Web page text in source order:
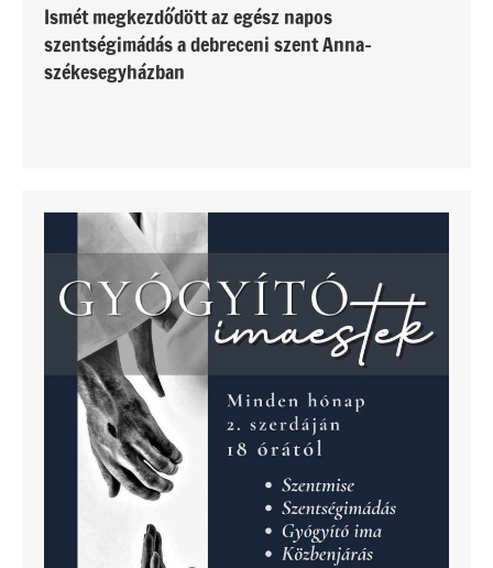
Ismét megkezdődött az egész napos
szentségimádás a debreceni szent Anna-
székesegyházban